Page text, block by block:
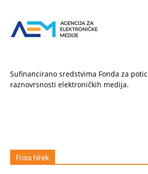
Sufinancirano sredstvima Fonda za
raznovrsnosti elektroničkih medija.
Friss hírek